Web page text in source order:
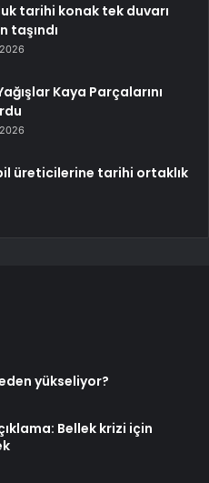
tarihi konak tek duvarı
taşındı
Kaya Parçalarını
üreticilerine tarihi ortaklık
yükseliyor?
Bellek krizi için